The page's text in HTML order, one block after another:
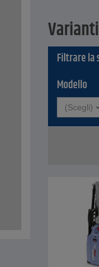
Dati tecnici
Cavo
Tubo
Tubo
Filtrare la
Modello
(Scegli)